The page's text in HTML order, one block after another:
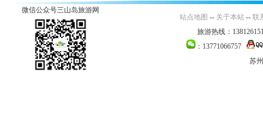
微信公众号三山岛旅游网
站点地图 -- 关于本站 -- 联
旅游热线：
：13771066757
苏